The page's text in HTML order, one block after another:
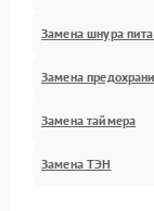
Замена шнура
Замена
Замена таймера
Замена ТЭН